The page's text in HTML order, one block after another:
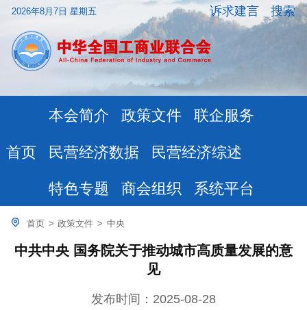
2026年8月7日 星期五 搜索
诉求建言
首页
本会简介 政策文件 联企服务
民营经济数据 民营经济综述
特色专题 商会组织 系统平台
首页 > 政策文件 > 中央
中共中央 国务院关于推动城市高质量发展的意
见
发布时间：2025-08-28